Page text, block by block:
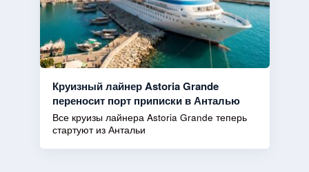
Круизный лайнер Astoria Grande
переносит порт приписки в Анталью
Все круизы лайнера Astoria Grande теперь
стартуют из Антальи